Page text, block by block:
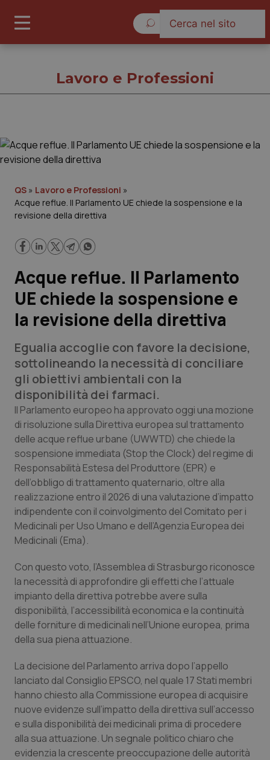
Governo e Parlamento
Regioni e Asl
Lavoro e Professioni
Scienza e Farmaci
Studi e Analisi
Lettere al direttore
Edizioni Regionali
QS Pro
Professionisti Sanitari.AI
Abruzzo
Basilicata
Calabria
Campania
Emilia-Romagna
Friuli Venezia Giulia
Lazio
Liguria
Lombardia
QS Pro Gold
Artrite & artrosi
Asma & BPCO
Car-T
Colesterolo & coronaropatie
Dermatite Atopica
Diabete & glucometri
Disturbi dell’umore
Dolore
QS Club Newsletter
Lavoro e Professioni
QS » Lavoro e Professioni »
Acque reflue. Il Parlamento UE chiede la sospensione e la
revisione della direttiva
Acque reflue. Il Parlamento
UE chiede la sospensione e
la revisione della direttiva
Egualia accoglie con favore la decisione,
sottolineando la necessità di conciliare
gli obiettivi ambientali con la
disponibilità dei farmaci.
Il Parlamento europeo ha approvato oggi una mozione
di risoluzione sulla Direttiva europea sul trattamento
delle acque reflue urbane (UWWTD) che chiede la
sospensione immediata (Stop the Clock) del regime di
Responsabilità Estesa del Produttore (EPR) e
dell’obbligo di trattamento quaternario, oltre alla
realizzazione entro il 2026 di una valutazione d’impatto
indipendente con il coinvolgimento del Comitato per i
Medicinali per Uso Umano e dell’Agenzia Europea dei
Medicinali (Ema).
Con questo voto, l’Assemblea di Strasburgo riconosce
la necessità di approfondire gli effetti che l’attuale
impianto della direttiva potrebbe avere sulla
disponibilità, l’accessibilità economica e la continuità
delle forniture di medicinali nell’Unione europea, prima
della sua piena attuazione.
La decisione del Parlamento arriva dopo l’appello
lanciato dal Consiglio EPSCO, nel quale 17 Stati membri
hanno chiesto alla Commissione europea di acquisire
nuove evidenze sull’impatto della direttiva sull’accesso
e sulla disponibilità dei medicinali prima di procedere
alla sua attuazione. Un segnale politico chiaro che
evidenzia la crescente preoccupazione delle autorità